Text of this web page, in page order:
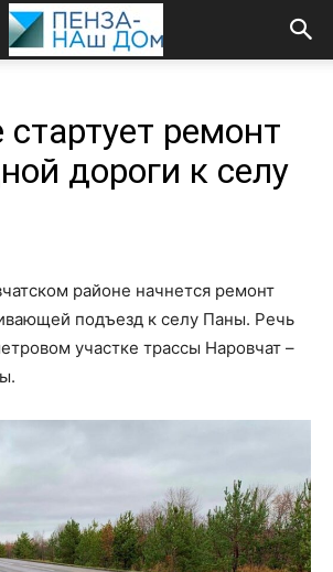
стартует ремонт
дороги к селу
районе начнется ремонт
подъезд к селу Паны. Речь
участке трассы Наровчат –